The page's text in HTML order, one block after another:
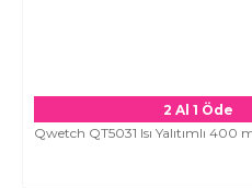
2 Al 1 Öde
Qwetch QT5031 Isı Yalıtımlı 400